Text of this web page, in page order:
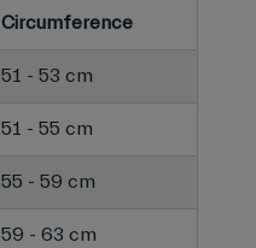
Circumference
51 - 53 cm
51 - 55 cm
55 - 59 cm
59 - 63 cm